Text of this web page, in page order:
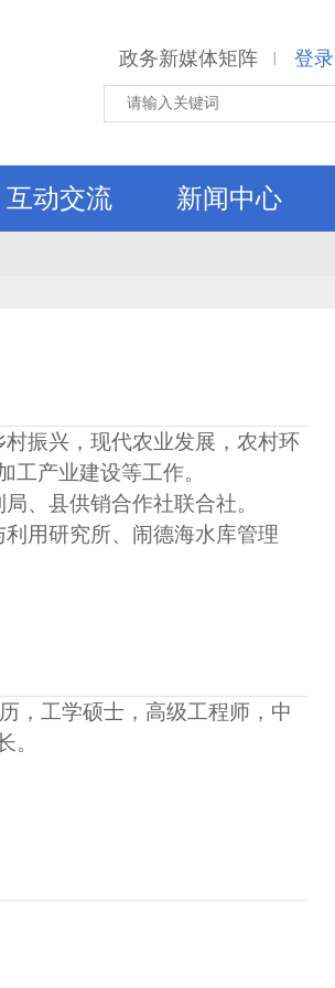
政务新媒体矩阵 登录
互动交流 新闻中心
振兴，现代农业发展，农村环
工产业建设等工作。
、县供销合作社联合社。
用研究所、闹德海水库管理
，工学硕士，高级工程师，中
。